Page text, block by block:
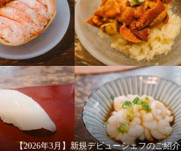
【2026年3月】新規デビューシェフのご紹介